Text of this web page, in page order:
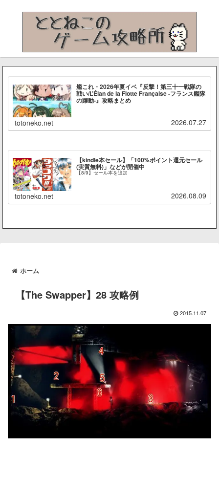
艦これ・2026年夏イベ『反撃！第三十一戦隊の
戦い/L’Élan de la Flotte Française -フランス艦隊
の躍動-』攻略まとめ
totoneko.net 2026.07.27
【kindle本セール】「100%ポイント還元セール
(実質無料)」などが開催中
【8/9】セール本を追加
totoneko.net 2026.08.09
ホーム
【The Swapper】28 攻略例
2015.11.07